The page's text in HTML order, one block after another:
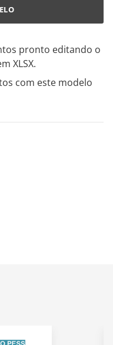
pronto editando o
XLSX.
com este modelo